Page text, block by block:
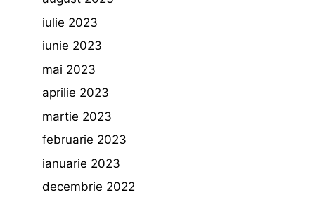
iulie 2023
iunie 2023
mai 2023
aprilie 2023
martie 2023
februarie 2023
ianuarie 2023
decembrie 2022